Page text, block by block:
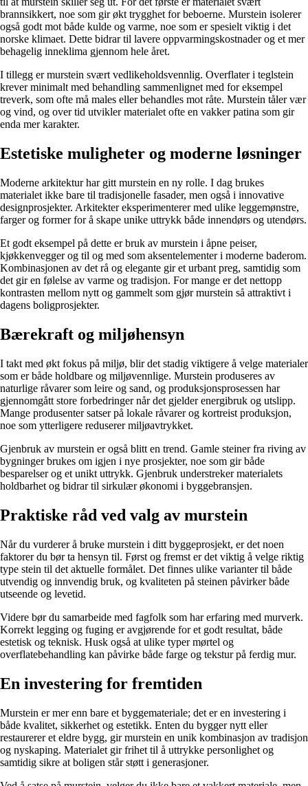
brannsikkert, noe som gir økt trygghet for beboerne. Murstein isolerer
også godt mot både kulde og varme, noe som er spesielt viktig i det
norske klimaet. Dette bidrar til lavere oppvarmingskostnader og et mer
behagelig inneklima gjennom hele året.
I tillegg er murstein svært vedlikeholdsvennlig. Overflater i teglstein
krever minimalt med behandling sammenlignet med for eksempel
treverk, som ofte må males eller behandles mot råte. Murstein tåler vær
og vind, og over tid utvikler materialet ofte en vakker patina som gir
enda mer karakter.
Estetiske muligheter og moderne løsninger
Moderne arkitektur har gitt murstein en ny rolle. I dag brukes
materialet ikke bare til tradisjonelle fasader, men også i innovative
designprosjekter. Arkitekter eksperimenterer med ulike leggemønstre,
farger og former for å skape unike uttrykk både innendørs og utendørs.
Et godt eksempel på dette er bruk av murstein i åpne peiser,
kjøkkenvegger og til og med som aksentelementer i moderne baderom.
Kombinasjonen av det rå og elegante gir et urbant preg, samtidig som
det gir en følelse av varme og tradisjon. For mange er det nettopp
kontrasten mellom nytt og gammelt som gjør murstein så attraktivt i
dagens boligprosjekter.
Bærekraft og miljøhensyn
I takt med økt fokus på miljø, blir det stadig viktigere å velge materialer
som er både holdbare og miljøvennlige. Murstein produseres av
naturlige råvarer som leire og sand, og produksjonsprosessen har
gjennomgått store forbedringer når det gjelder energibruk og utslipp.
Mange produsenter satser på lokale råvarer og kortreist produksjon,
noe som ytterligere reduserer miljøavtrykket. ​
Gjenbruk av murstein er også blitt en trend. Gamle steiner fra riving av
bygninger brukes om igjen i nye prosjekter, noe som gir både
besparelser og et unikt uttrykk. Gjenbruk understreker materialets
holdbarhet og bidrar til sirkulær økonomi i byggebransjen.
Praktiske råd ved valg av murstein
Når du vurderer å bruke murstein i ditt byggeprosjekt, er det noen
faktorer du bør ta hensyn til. Først og fremst er det viktig å velge riktig
type stein til det aktuelle formålet. Det finnes ulike varianter til både
utvendig og innvendig bruk, og kvaliteten på steinen påvirker både
utseende og levetid. ​
Videre bør du samarbeide med fagfolk som har erfaring med murverk.
Korrekt legging og fuging er avgjørende for et godt resultat, både
estetisk og teknisk. Husk også at ulike typer mørtel og
overflatebehandling kan påvirke både farge og tekstur på ferdig mur.
En investering for fremtiden
Murstein er mer enn bare et byggemateriale; det er en investering i
både kvalitet, sikkerhet og estetikk. Enten du bygger nytt eller
restaurerer et eldre bygg, gir murstein en unik kombinasjon av tradisjon
og nyskaping. Materialet gir frihet til å uttrykke personlighet og
samtidig sikre at boligen står støtt i generasjoner.